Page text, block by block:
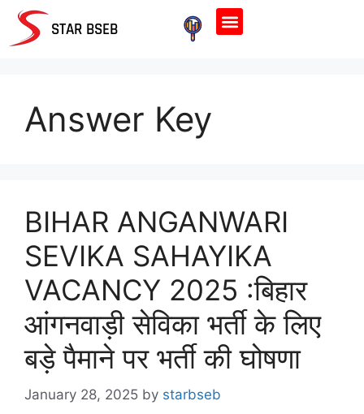
STAR BSEB
Answer Key
BIHAR ANGANWARI
SEVIKA SAHAYIKA
VACANCY 2025 :बिहार
आंगनवाड़ी सेविका भर्ती के लिए
बड़े पैमाने पर भर्ती की घोषणा
January 28, 2025 by starbseb